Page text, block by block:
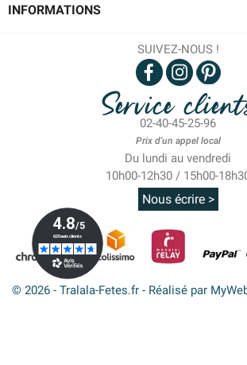
INFORMATIONS
SUIVEZ-NOUS !
Service
02-40-45-25-96
Prix d'un appel local
Du lundi au vendredi
10h00-12h30 / 15h00-
Nous écrire >
© 2026 - Tralala-Fetes.fr - Réalisé par